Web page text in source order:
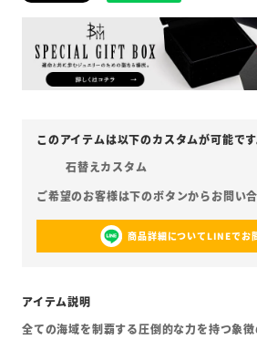
石替えカスタム
商品詳細についてLINEでお
全ての海域を制覇する圧倒的な力を持つ象